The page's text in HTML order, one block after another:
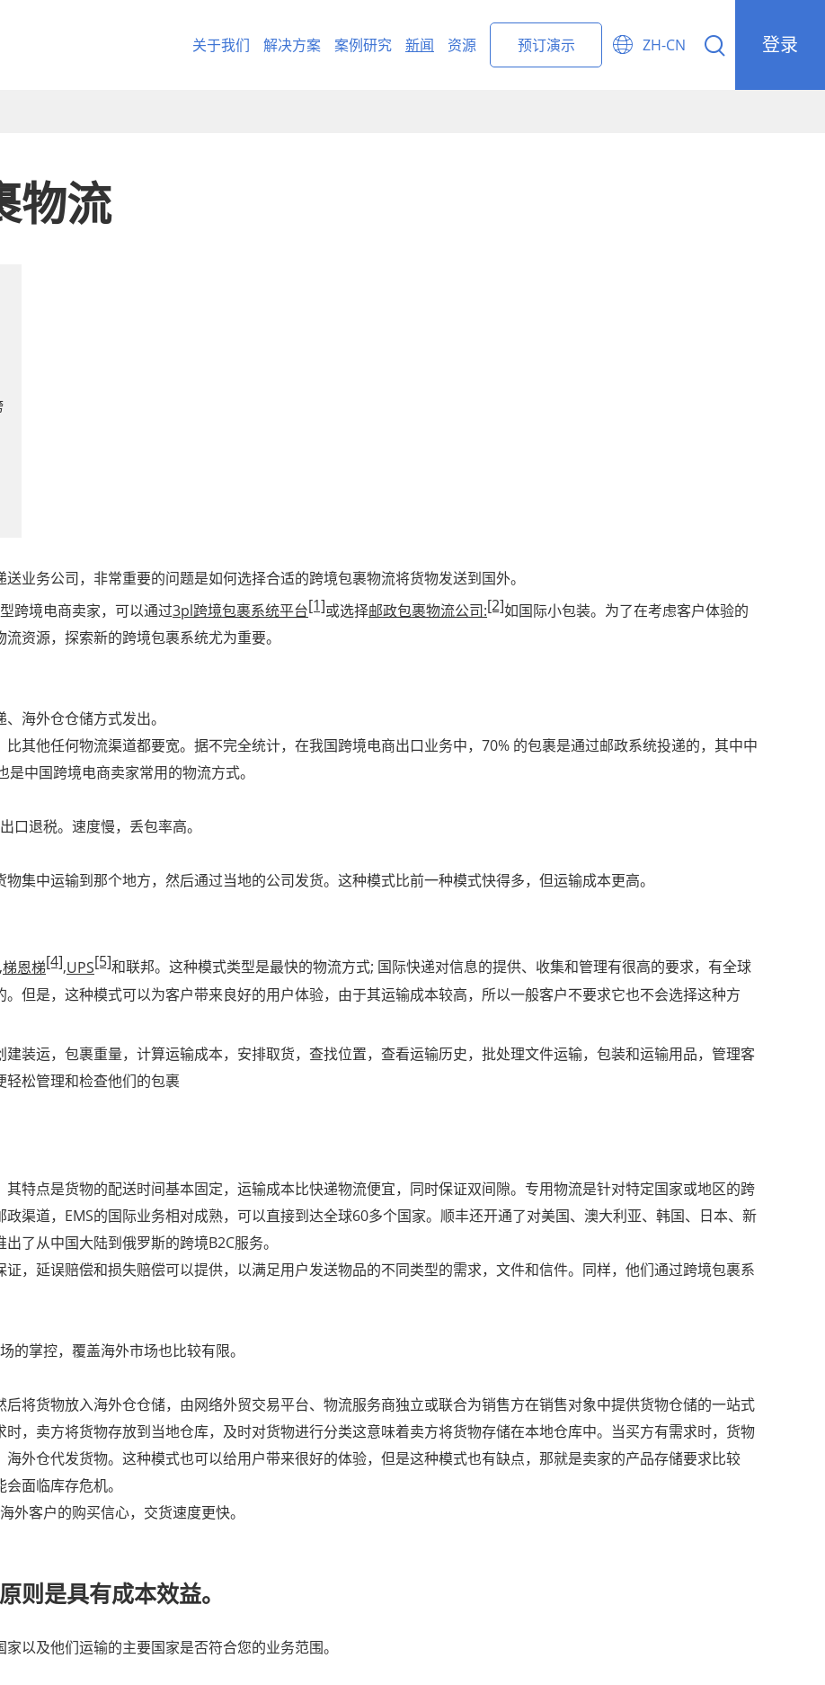
关于我们 解决方案 案例研究 新闻 资源 预订演示  ZH-CN  登录
物流
业务公司，非常重要的问题是如何选择合适的跨境包裹物流将货物发送到国外。
跨境电商卖家，可以通过3pl跨境包裹系统平台[1]或选择邮政包裹物流公司:[2]如国际小包装。为了在考虑客户体验的
资源，探索新的跨境包裹系统尤为重要。
海外仓仓储方式发出。
其他任何物流渠道都要宽。据不完全统计，在我国跨境电商出口业务中，70% 的包裹是通过邮政系统投递的，其中中
中国跨境电商卖家常用的物流方式。
口退税。速度慢，丢包率高。
集中运输到那个地方，然后通过当地的公司发货。这种模式比前一种模式快得多，但运输成本更高。
,梯恩梯[4],UPS[5]和联邦。这种模式类型是最快的物流方式; 国际快递对信息的提供、收集和管理有很高的要求，有全球
但是，这种模式可以为客户带来良好的用户体验，由于其运输成本较高，所以一般客户不要求它也不会选择这种方
装运，包裹重量，计算运输成本，安排取货，查找位置，查看运输历史，批处理文件运输，包装和运输用品，管理客
松管理和检查他们的包裹
特点是货物的配送时间基本固定，运输成本比快递物流便宜，同时保证双间隙。专用物流是针对特定国家或地区的跨
渠道，EMS的国际业务相对成熟，可以直接到达全球60多个国家。顺丰还开通了对美国、澳大利亚、韩国、日本、新
了从中国大陆到俄罗斯的跨境B2C服务。
，延误赔偿和损失赔偿可以提供，以满足用户发送物品的不同类型的需求，文件和信件。同样，他们通过跨境包裹系
的掌控，覆盖海外市场也比较有限。
将货物放入海外仓仓储，由网络外贸交易平台、物流服务商独立或联合为销售方在销售对象中提供货物仓储的一站式
，卖方将货物存放到当地仓库，及时对货物进行分类这意味着卖方将货物存储在本地仓库中。当买方有需求时，货物
外仓代发货物。这种模式也可以给用户带来很好的体验，但是这种模式也有缺点，那就是卖家的产品存储要求比较
面临库存危机。
外客户的购买信心，交货速度更快。
则是具有成本效益。
以及他们运输的主要国家是否符合您的业务范围。